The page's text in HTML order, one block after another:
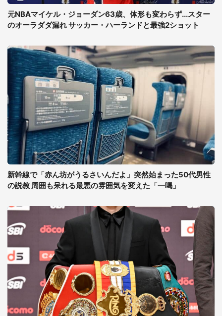
元NBAマイケル・ジョーダン63歳、体形も変わらず...スター
のオーラダダ漏れ サッカー・ハーランドと最強2ショット
新幹線で「赤ん坊がうるさいんだよ」突然始まった50代男性
の説教 周囲も呆れる最悪の雰囲気を変えた「一喝」